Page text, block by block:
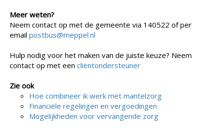
Meer weten?
Neem contact op met de gemeente via 140522 of per
email postbus@meppel.nl
Hulp nodig voor het maken van de juiste keuze? Neem
contact op met een cliëntondersteuner
Zie ook
Hoe combineer ik werk met mantelzorg
Financiële regelingen en vergoedingen
Mogelijkheden voor vervangende zorg